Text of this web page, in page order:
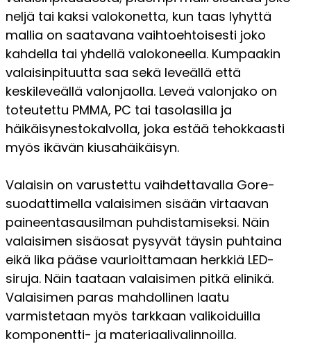
neljä tai kaksi valokonetta, kun taas lyhyttä
mallia on saatavana vaihtoehtoisesti joko
kahdella tai yhdellä valokoneella. Kumpaakin
valaisinpituutta saa sekä leveällä että
keskileveällä valonjaolla. Leveä valonjako on
toteutettu PMMA, PC tai tasolasilla ja
häikäisynestokalvolla, joka estää tehokkaasti
myös ikävän kiusahäikäisyn.
Valaisin on varustettu vaihdettavalla Gore-
suodattimella valaisimen sisään virtaavan
paineentasausilman puhdistamiseksi. Näin
valaisimen sisäosat pysyvät täysin puhtaina
eikä lika pääse vaurioittamaan herkkiä LED-
siruja. Näin taataan valaisimen pitkä elinikä.
Valaisimen paras mahdollinen laatu
varmistetaan myös tarkkaan valikoiduilla
komponentti- ja materiaalivalinnoilla.